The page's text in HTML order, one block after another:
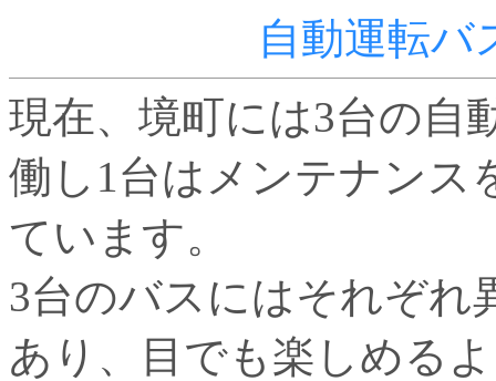
自動運転バ
現在、境町には3台の自
働し1台はメンテナンス
ています。
3台のバスにはそれぞれ
あり、目でも楽しめる